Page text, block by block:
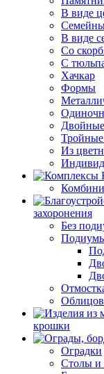
В виде
В виде
Со
С
Хачкар
Формы
Из
захоронения
Без
крошки
Оградки
Столы и